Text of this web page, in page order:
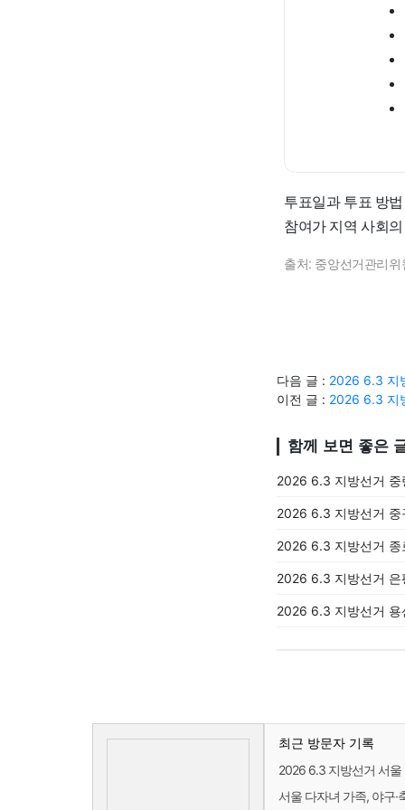
투표일과 투표 방
참여가 지역 사회
출처: 중앙선거관리
다음 글 : 2026 6.3 지
이전 글 : 2026 6.3 지
함께 보면 좋은
2026 6.3 지방선거 중
2026 6.3 지방선거 중
2026 6.3 지방선거 종
2026 6.3 지방선거 은
2026 6.3 지방선거 용
최근 방문자 기록
2026 6.3 지방선거 서울
서울 다자녀 가족, 야구